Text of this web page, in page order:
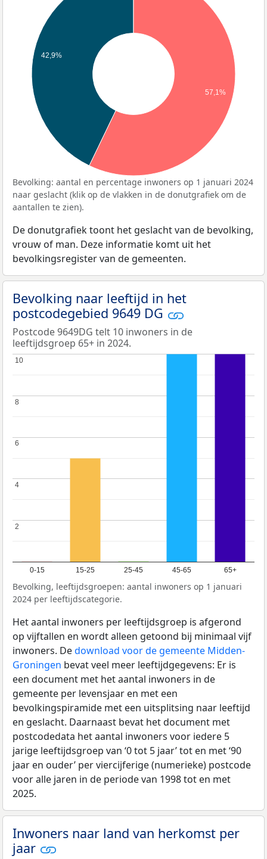
42,9%
57,1%
Bevolking: aantal en percentage inwoners op 1 januari 2024
naar geslacht (klik op de vlakken in de donutgrafiek om de
aantallen te zien).
De donutgrafiek toont het geslacht van de bevolking,
vrouw of man. Deze informatie komt uit het
bevolkingsregister van de gemeenten.
Bevolking naar leeftijd in het
postcodegebied 9649 DG
Postcode 9649DG telt 10 inwoners in de
leeftijdsgroep 65+ in 2024.
0-15 15-25 25-45 45-65 65+
2
2
4
4
6
6
8
8
10
10
Bevolking, leeftijdsgroepen: aantal inwoners op 1 januari
2024 per leeftijdscategorie.
Het aantal inwoners per leeftijdsgroep is afgerond
op vijftallen en wordt alleen getoond bij minimaal vijf
inwoners. Dedownload voor de gemeente Midden-
Groningen bevat veel meer leeftijdgegevens: Er is
een document met het aantal inwoners in de
gemeente per levensjaar en met een
bevolkingspiramide met een uitsplitsing naar leeftijd
en geslacht. Daarnaast bevat het document met
postcodedata het aantal inwoners voor iedere 5
jarige leeftijdsgroep van ‘0 tot 5 jaar’ tot en met ‘90
jaar en ouder’ per viercijferige (numerieke) postcode
voor alle jaren in de periode van 1998 tot en met
2025.
Inwoners naar land van herkomst per
jaar